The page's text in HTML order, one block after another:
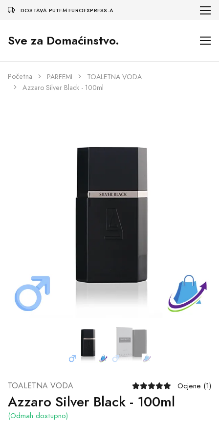
DOSTAVA PUTEM EUROEXPRESS-A
Sve za Domaćinstvo.
Početna PARFEMI
TOALETNA VODA
Azzaro Silver Black - 100ml
TOALETNA VODA Ocjene (1)
Azzaro Silver Black - 100ml
(Odmah dostupno)